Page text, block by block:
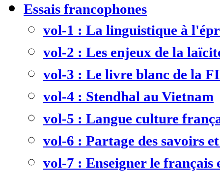
Essais francophones
vol-1 : La linguistique à
vol-2 : Les enjeux de la
vol-3 : Le livre blanc de la
vol-4 : Stendhal au Vietnam
vol-5 : Langue culture
vol-6 : Partage des savoirs
vol-7 : Enseigner le